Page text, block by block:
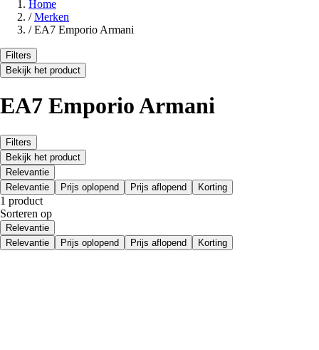
Home
/ Merken
/ EA7 Emporio Armani
Filters
Bekijk het product
EA7 Emporio Armani
Filters
Bekijk het product
Relevantie
Relevantie
Prijs oplopend Prijs aflopend Korting
1 product
Sorteren op
Relevantie
Relevantie
Prijs oplopend Prijs aflopend Korting